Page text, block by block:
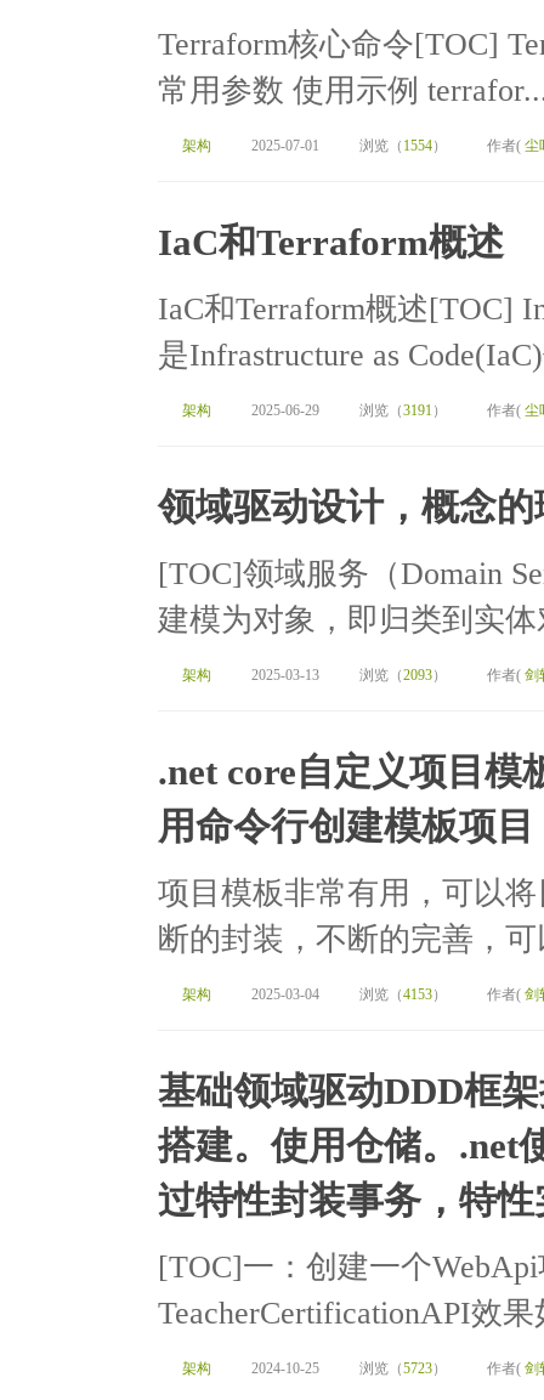
Terraform核心命令[TOC]
常用参数 使用示例
架构 2025-07-01 浏览（ 1554） 作者( 尘
IaC和Terraform概述
IaC和Terraform概述[TOC]
是Infrastructure as
架构 2025-06-29 浏览（3191） 作者( 尘
领域驱动设计，概念的
[TOC]领域服务（Domain
建模为对象，即归类到实
架构 2025-03-13 浏览（2093） 作者( 剑
.net core自定义项目模
用命令行创建模板项目
项目模板非常有用，可以
断的封装，不断的完善，
架构 2025-03-04 浏览（4153） 作者( 剑
基础领域驱动DDD框
搭建。使用仓储。.net
过特性封装事务，特
[TOC]一：创建一个
TeacherCertificationAPI效
架构 2024-10-25 浏览（5723） 作者( 剑